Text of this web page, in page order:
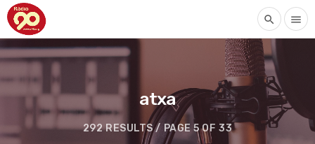
search menu
atxa
292 RESULTS / PAGE 5 OF 33